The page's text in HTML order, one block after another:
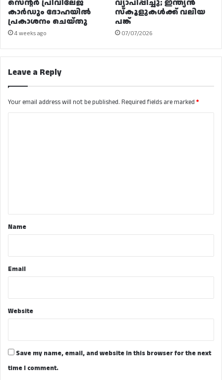
സെന്റർ പ്രിവിലേജ്
കാർഡും ദോഹയിൽ
പ്രകാശനം ചെയ്തു
4 weeks ago
വ്യാപിപ്പിച്ചു; ഇന്ത്യൻ
സ്കൂളുകൾക്ക് വലിയ
പങ്ക്
07/07/2026
Leave a Reply
Your email address will not be published. Required fields are marked *
*Name
Email
Website
Save my name, email, and website in this browser for the next
time I comment.